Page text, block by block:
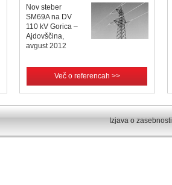
Nov steber
SM69A na DV
110 kV Gorica –
Ajdovščina,
avgust 2012
Več o referencah >>
Izjava o zasebnosti